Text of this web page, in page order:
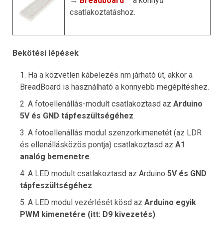
csatlakoztatáshoz.
Bekötési lépések
Ha a közvetlen kábelezés nm járható út, akkor a
BreadBoard is használható a könnyebb megépítéshez.
A fotoellenállás-modult csatlakoztasd az Arduino
5V és GND tápfeszültségéhez.
A fotoellenállás modul szenzorkimenetét (az LDR
és ellenállásközös pontja) csatlakoztasd az A1
analóg bemenetre.
A LED modult csatlakoztasd az Arduino 5V és GND
tápfeszültségéhez
A LED modul vezérlését kösd az Arduino egyik
PWM kimenetére (itt: D9 kivezetés).